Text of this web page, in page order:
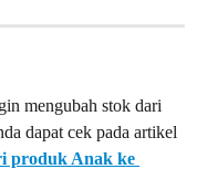
mengubah stok dari
dapat cek pada artikel
produk Anak ke